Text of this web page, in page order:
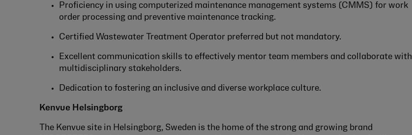
Proficiency in using computerized maintenance management systems (CMMS) for work
order processing and preventive maintenance tracking.
Certified Wastewater Treatment Operator preferred but not mandatory.
Excellent communication skills to effectively mentor team members and collaborate with
multidisciplinary stakeholders.
Dedication to fostering an inclusive and diverse workplace culture.
Kenvue Helsingborg
The Kenvue site in Helsingborg, Sweden is the home of the strong and growing brand